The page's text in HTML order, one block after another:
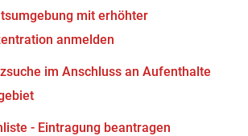
mit erhöhter
anmelden
im Anschluss an Aufenthalte
- Eintragung beantragen